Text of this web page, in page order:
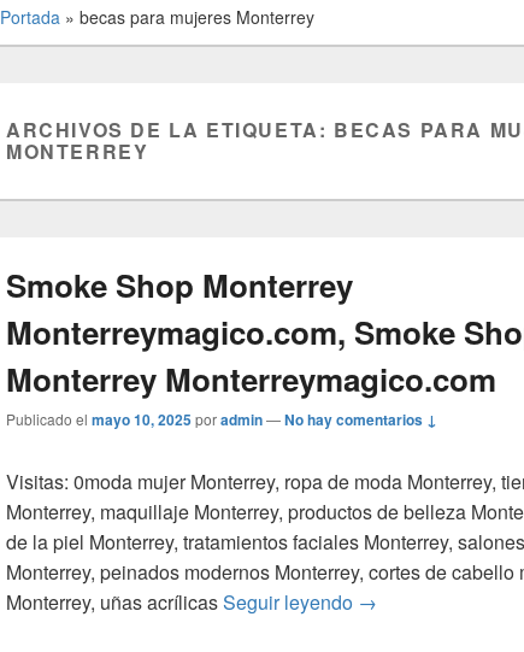
Portada » becas para mujeres Monterrey
ARCHIVOS DE LA ETIQUETA: BECAS PARA
MONTERREY
Smoke Shop Monterrey
Monterreymagico.com, Smoke
Monterrey Monterreymagico.com
Publicado el mayo 10, 2025poradmin—No hay comentarios ↓
Visitas: 0moda mujer Monterrey, ropa de moda Monterrey,
Monterrey, maquillaje Monterrey, productos de belleza
de la piel Monterrey, tratamientos faciales Monterrey,
Monterrey, peinados modernos Monterrey, cortes de cabello
Monterrey, uñas acrílicasSeguir leyendo Smoke Shop
→